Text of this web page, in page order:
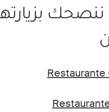
ننصحك
Restaurante